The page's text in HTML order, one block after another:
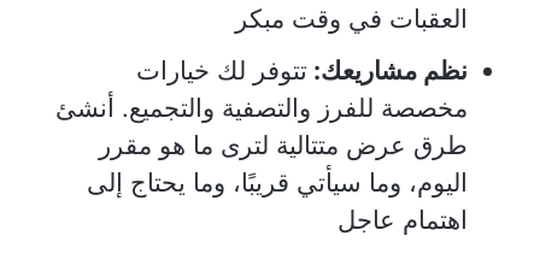
العقبات في وقت مبكر
نظم مشاريعك: تتوفر لك خيارات
مخصصة للفرز والتصفية والتجميع. أنشئ
طرق عرض متتالية لترى ما هو مقرر
اليوم، وما سيأتي قريبًا، وما يحتاج إلى
اهتمام عاجل